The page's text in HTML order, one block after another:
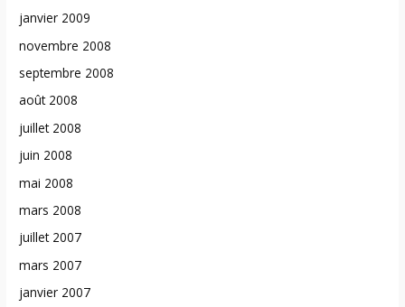
janvier 2009
novembre 2008
septembre 2008
août 2008
juillet 2008
juin 2008
mai 2008
mars 2008
juillet 2007
mars 2007
janvier 2007